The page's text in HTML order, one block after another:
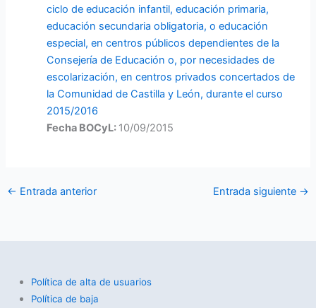
ciclo de educación infantil, educación primaria,
educación secundaria obligatoria, o educación
especial, en centros públicos dependientes de la
Consejería de Educación o, por necesidades de
escolarización, en centros privados concertados de
la Comunidad de Castilla y León, durante el curso
2015/2016
Fecha BOCyL: 10/09/2015
← Entrada anterior Entrada siguiente →
Política de alta de usuarios
Política de baja